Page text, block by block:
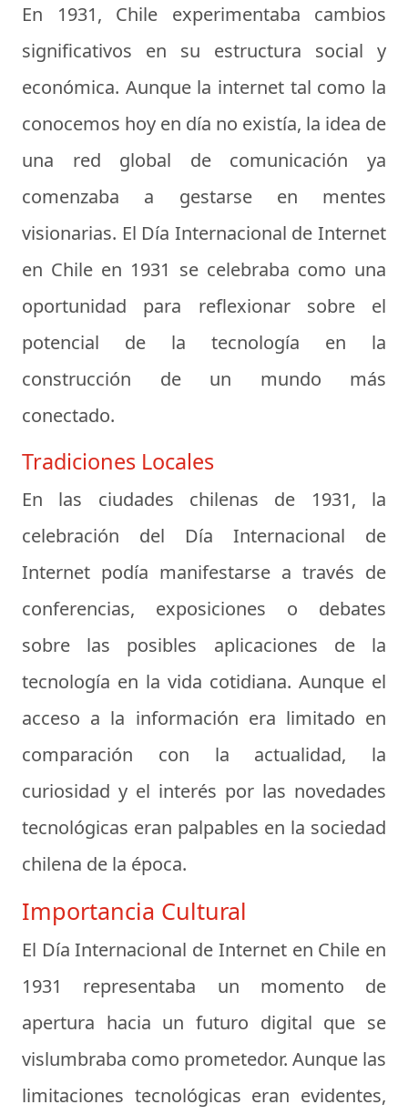
En 1931, Chile experimentaba cambios
significativos en su estructura social y
económica. Aunque la internet tal como la
conocemos hoy en día no existía, la idea de
una red global de comunicación ya
comenzaba a gestarse en mentes
visionarias. El Día Internacional de Internet
en Chile en 1931 se celebraba como una
oportunidad para reflexionar sobre el
potencial de la tecnología en la
construcción de un mundo más
conectado.
Tradiciones Locales
En las ciudades chilenas de 1931, la
celebración del Día Internacional de
Internet podía manifestarse a través de
conferencias, exposiciones o debates
sobre las posibles aplicaciones de la
tecnología en la vida cotidiana. Aunque el
acceso a la información era limitado en
comparación con la actualidad, la
curiosidad y el interés por las novedades
tecnológicas eran palpables en la sociedad
chilena de la época.
Importancia Cultural
El Día Internacional de Internet en Chile en
1931 representaba un momento de
apertura hacia un futuro digital que se
vislumbraba como prometedor. Aunque las
limitaciones tecnológicas eran evidentes,